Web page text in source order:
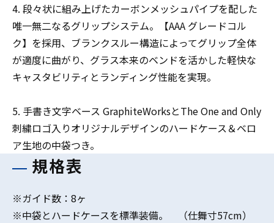
4. 段々状に組み上げたカーボンメッシュパイプを配した
唯一無二なるグリップシステム。【AAA グレードコル
ク】を採用、ブランクスルー構造によってグリップ全体
が適度に曲がり、グラス本来のベンドを活かした軽快な
キャスタビリティとランディング性能を実現。
5. 手書き文字ベース GraphiteWorksとThe One and Only
刺繍ロゴ入りオリジナルデザインのハードケース＆ベロ
ア生地の中袋つき。
規格表
※ガイド数：8ヶ
※中袋とハードケースを標準装備。 （仕舞寸57cm）